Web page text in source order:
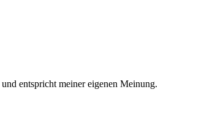
entspricht meiner eigenen Meinung.